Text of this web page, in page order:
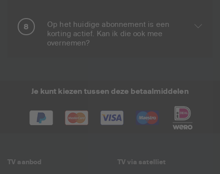
Op het huidige abonnement is een
korting actief. Kan ik die ook mee
overnemen?
Je kunt kiezen tussen deze betaalmiddelen
TV aanbod TV via satelliet